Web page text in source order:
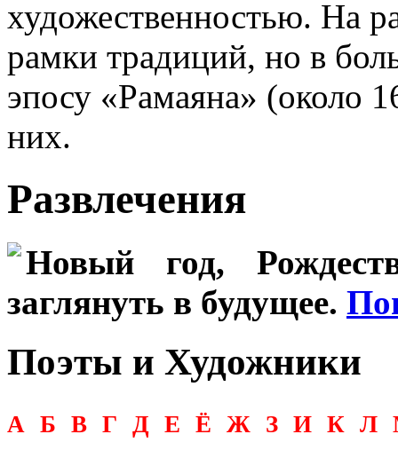
художественностью. На
рамки традиций, но в
эпосу «Рамаяна» (около
них.
Развлечения
Новый год,
заглянуть в будущее.
Поэты и Художники
А Б В Г Д Е Ё Ж З И К Л